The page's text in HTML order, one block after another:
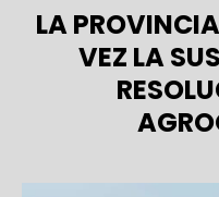
LA
VEZ LA